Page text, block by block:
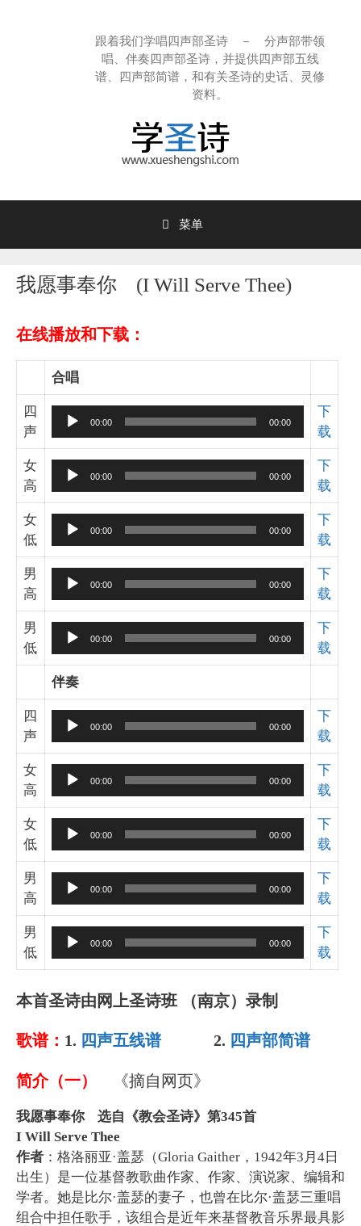
跟着我们学唱四声部圣诗 － 分声部带领
唱、伴奏四声部圣诗，并提供四声部五线
谱、四声部简谱，和有关圣诗的史话、灵修
资料。
菜单
我愿事奉你 (I Will Serve Thee)
在线播放和下载：
合唱
四
声
频
器
00:00 00:00
下
载
女
高
频
器
00:00 00:00
下
载
女
低
频
器
00:00 00:00
下
载
男
高
频
器
00:00 00:00
下
载
男
低
频
播
放
器
00:00 00:00
下
载
伴奏
四
声
频
器
00:00 00:00
下
载
女
高
频
器
00:00 00:00
下
载
女
低
频
器
00:00 00:00
下
载
男
高
频
器
00:00 00:00
下
载
男
低
频
放
00:00 00:00
下
载
本首圣诗由网上圣诗班 （南京）录制
歌谱： 1. 四声五线谱 2. 四声部简谱
简介（一） 《摘自网页》
我愿事奉你 选自《教会圣诗》第345首
I Will Serve Thee
作者 ： 格洛丽亚·盖瑟（Gloria Gaither，1942年3月4日
出生）是一位基督教歌曲作家、作家、演说家、编辑和
学者。她是比尔·盖瑟的妻子，也曾在比尔·盖瑟三重唱
组合中担任歌手，该组合是近年来基督教音乐界最具影